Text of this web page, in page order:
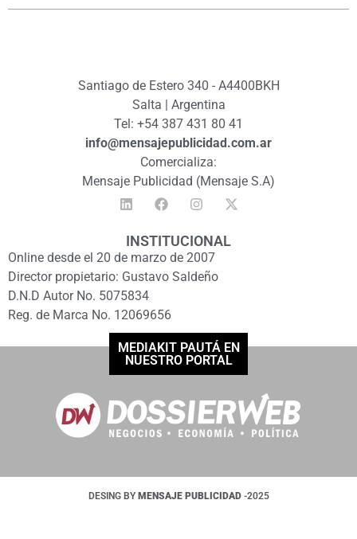
Santiago de Estero 340 - A4400BKH
Salta | Argentina
Tel: +54 387 431 80 41
info@mensajepublicidad.com.ar
Comercializa:
Mensaje Publicidad (Mensaje S.A)
INSTITUCIONAL
Online desde el 20 de marzo de 2007
Director propietario: Gustavo Saldeño
D.N.D Autor No. 5075834
Reg. de Marca No. 12069656
MEDIAKIT PAUTÁ EN
NUESTRO PORTAL
DESING BY MENSAJE PUBLICIDAD -2025